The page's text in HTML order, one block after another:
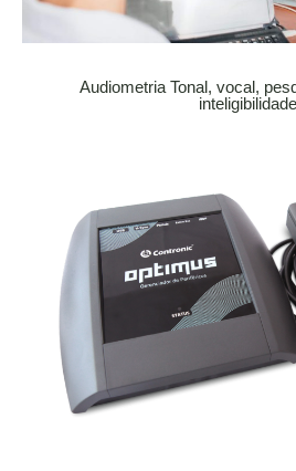
Audiometria Tonal, vocal,
inteligibilidade